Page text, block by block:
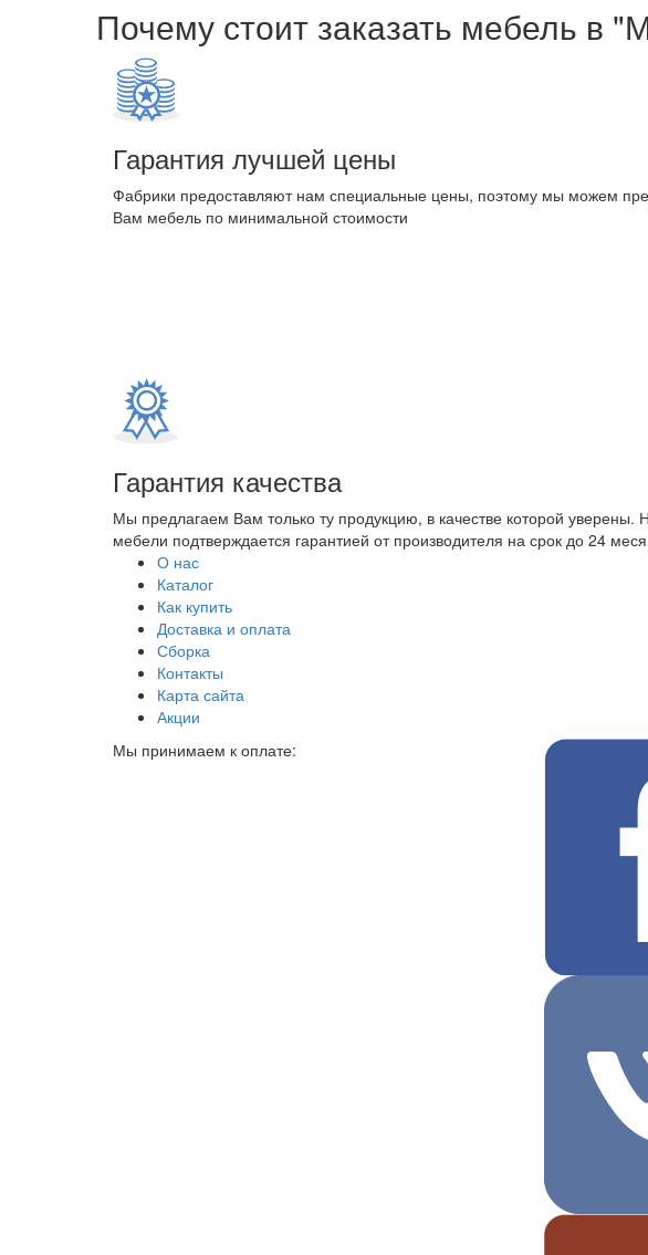
Почему стоит заказать мебель в
Гарантия лучшей цены
Фабрики предоставляют нам специальные цены, поэтому мы можем
Вам мебель по минимальной стоимости
Гарантия качества
Мы предлагаем Вам только ту продукцию, в качестве которой уверены.
мебели подтверждается гарантией от производителя на срок до 24
О нас
Каталог
Как купить
Доставка и оплата
Сборка
Контакты
Карта сайта
Акции
Мы принимаем к оплате: